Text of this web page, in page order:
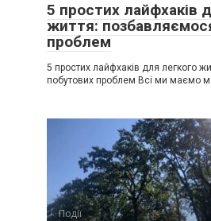
5 простих лайфхаків
життя:
проблем
5 простих лайфхаків для легкого
побутових проблем Всі ми маємо
Події